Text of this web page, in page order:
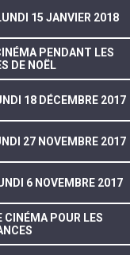
15 JANVIER 2018
PENDANT LES
DE NOËL
18 DÉCEMBRE 2017
27 NOVEMBRE 2017
6 NOVEMBRE 2017
CINÉMA POUR LES